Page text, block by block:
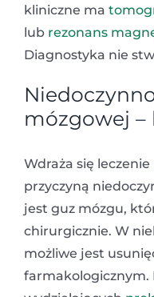
kliniczne ma
lub rezonans
Diagnostyka nie
mózgowej –
Wdraża się
przyczyną
jest guz mózgu,
chirurgicznie. W
możliwe jest
farmakologicznym.